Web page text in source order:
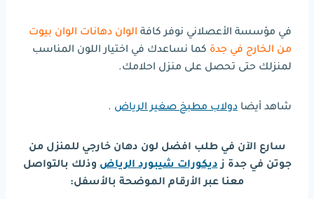
في مؤسسة الأعصلاني نوفر كافة الوان دهانات الوان بيوت
من الخارج في جدة كما نساعدك في اختيار اللون المناسب
لمنزلك حتى تحصل على منزل احلامك.
شاهد أيضا دولاب مطبخ صغير الرياض .
سارع الآن في طلب افضل لون دهان خارجي للمنزل من
جوتن في جدة زديكورات شيبورد الرياضوذلك بالتواصل
معنا عبر الأرقام الموضحة بالأسفل: